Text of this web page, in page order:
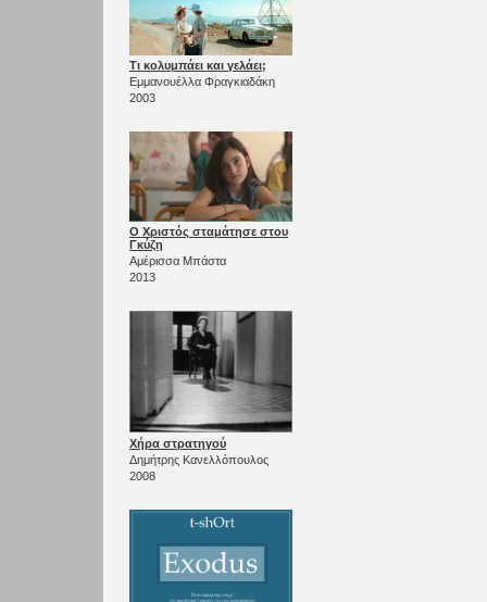
Τι κολυμπάει και γελάει;
Εμμανουέλλα Φραγκιαδάκη
2003
Ο Χριστός σταμάτησε στου
Γκύζη
Αμέρισσα Μπάστα
2013
Χήρα στρατηγού
Δημήτρης Κανελλόπουλος
2008